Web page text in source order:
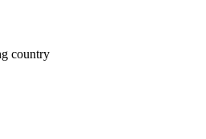
country